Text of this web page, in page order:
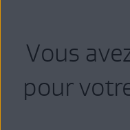
Vous
pour